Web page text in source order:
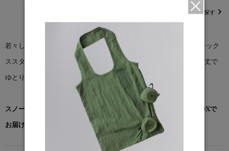
直営店在庫を探す
若々しいスピリットを表現した＜ワイルダー フーディー＞は、リラック
ススタイルにぴったり。グラフィックプリントをあしらい、ヒップ丈で
ゆとりのあるフィット感です。
スノーグース by カナダグース コレクション対象商品は、専用のBOXで
お届けいたします。